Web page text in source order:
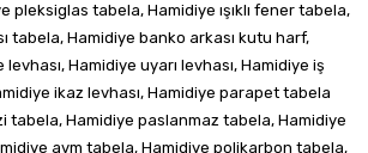
pleksiglas tabela, Hamidiye ışıklı fener tabela,
tabela, Hamidiye banko arkası kutu harf,
Hamidiye uyarı levhası, Hamidiye iş
ikaz levhası, Hamidiye parapet tabela
tabela, Hamidiye paslanmaz tabela, Hamidiye
avm tabela, Hamidiye polikarbon tabela,